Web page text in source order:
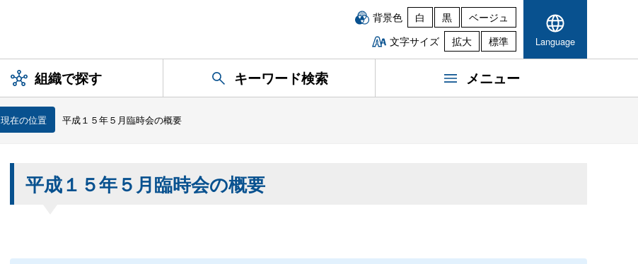
背景色 白 黒
ベージュ
文字サイズ
拡大 標準 Language
組織で探す キーワード検索 メニュー
現在の位置 平成１５年５月臨時会の概要
平成１５年５月臨時会の概要